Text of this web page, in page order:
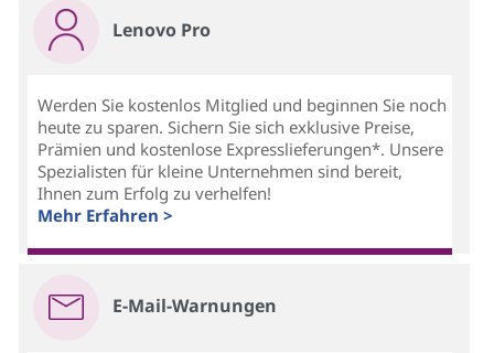
Lenovo Pro
Werden Sie kostenlos Mitglied und beginnen Sie noch
heute zu sparen. Sichern Sie sich exklusive Preise,
Prämien und kostenlose Expresslieferungen*. Unsere
Spezialisten für kleine Unternehmen sind bereit,
Ihnen zum Erfolg zu verhelfen!
Mehr Erfahren >
E-Mail-Warnungen